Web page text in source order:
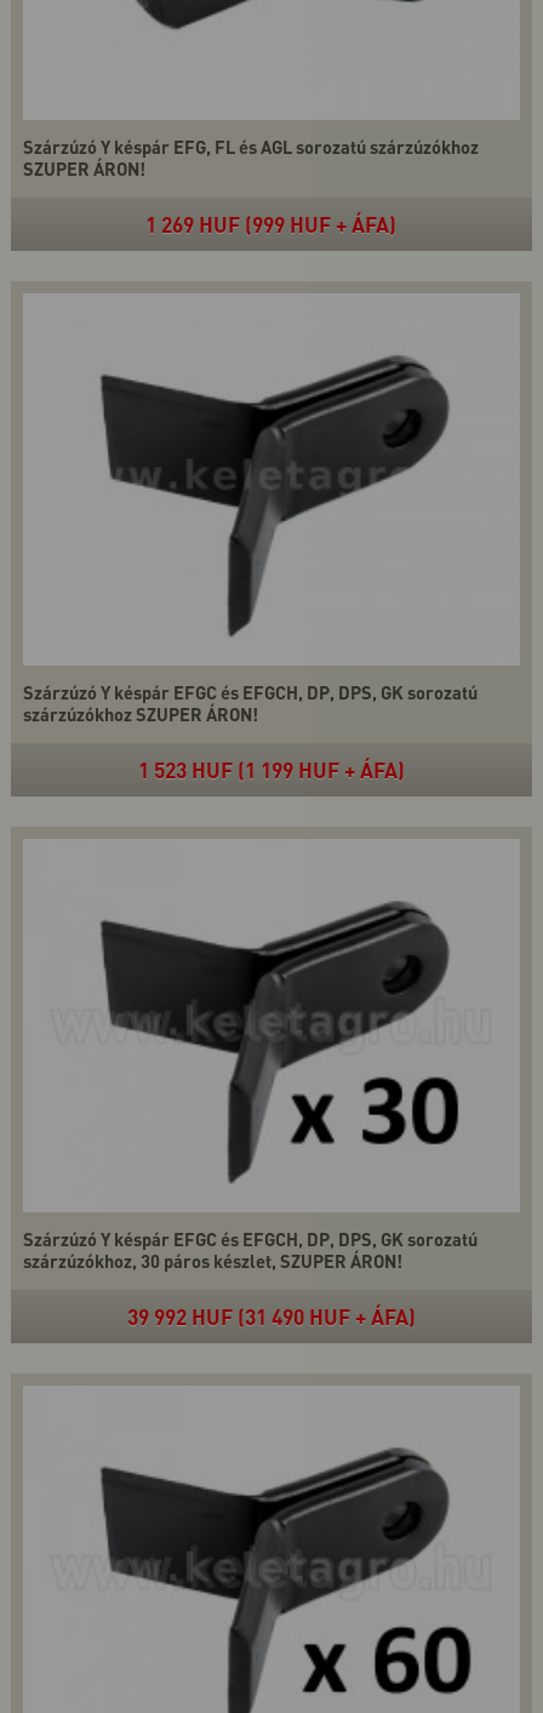
Szárzúzó Y késpár EFG, FL és AGL sorozatú szárzúzókhoz
SZUPER ÁRON!
1 269 HUF (999 HUF + ÁFA)
Szárzúzó Y késpár EFGC és EFGCH, DP, DPS, GK sorozatú
szárzúzókhoz SZUPER ÁRON!
1 523 HUF (1 199 HUF + ÁFA)
Szárzúzó Y késpár EFGC és EFGCH, DP, DPS, GK sorozatú
szárzúzókhoz, 30 páros készlet, SZUPER ÁRON!
39 992 HUF (31 490 HUF + ÁFA)